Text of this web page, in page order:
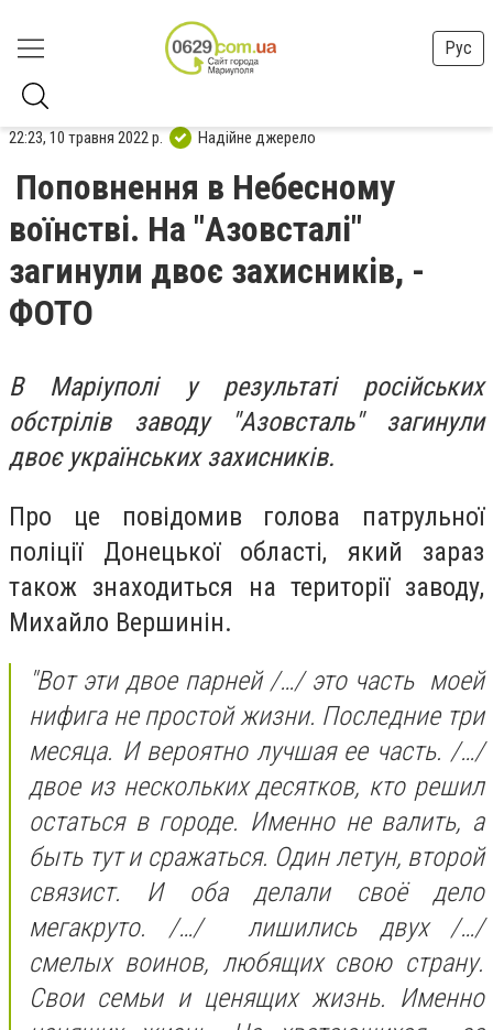
Рус
22:23, 10 травня 2022 р. Надійне джерело
Поповнення в Небесному
воїнстві. На "Азовсталі"
загинули двоє захисників, -
ФОТО
В Маріуполі у результаті російських
обстрілів заводу "Азовсталь" загинули
двоє українських захисників.
Про це повідомив голова патрульної
поліції Донецької області, який зараз
також знаходиться на території заводу,
Михайло Вершинін.
"Вот эти двое парней /…/ это часть моей
нифига не простой жизни. Последние три
месяца. И вероятно лучшая ее часть. /…/
двое из нескольких десятков, кто решил
остаться в городе. Именно не валить, а
быть тут и сражаться. Один летун, второй
связист. И оба делали своё дело
мегакруто. /…/ лишились двух /…/
смелых воинов, любящих свою страну.
Свои семьи и ценящих жизнь. Именно